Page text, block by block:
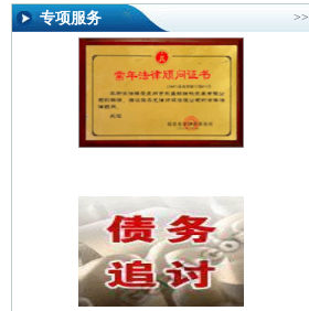
专项服务 >>